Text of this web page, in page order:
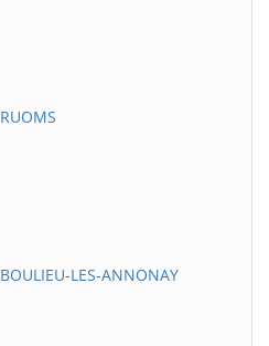
LES-ANNONAY